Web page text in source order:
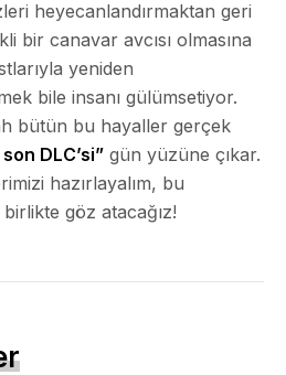
heyecanlandırmaktan geri
bir canavar avcısı olmasına
yeniden
bile insanı gülümsetiyor.
bütün bu hayaller gerçek
DLC’si” gün yüzüne çıkar.
hazırlayalım, bu
göz atacağız!